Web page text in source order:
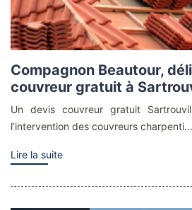
Compagnon Beautour,
couvreur gratuit à
Un devis couvreur gratuit
l’intervention des couvreurs charpenti...
Lire la suite